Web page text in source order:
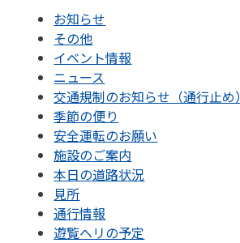
お知らせ
その他
イベント情報
ニュース
交通規制のお知らせ（通行止め）
季節の便り
安全運転のお願い
施設のご案内
本日の道路状況
見所
通行情報
遊覧ヘリの予定